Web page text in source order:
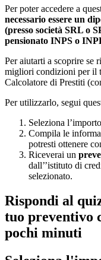
Per poter accedere a
necessario essere un
(presso società SRL o
pensionato INPS o
Per aiutarti a scoprire se
migliori condizioni per il
Calcolatore di Prestiti
Per utilizzarlo, segui
Seleziona
Compila le
potresti ottenere
Riceverai un
dall’’istituto di
selezionato.
Rispondi al
tuo preventivo
pochi minuti